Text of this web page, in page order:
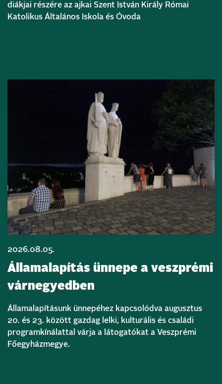
diákjai részére az ajkai Szent István Király Római
Katolikus Általános Iskola és Óvoda
2026.08.05.
Államalapítás ünnepe a veszprémi
várnegyedben
Államalapításunk ünnepéhez kapcsolódva augusztus
20. és 23. között gazdag lelki, kulturális és családi
programkínálattal várja a látogatókat a Veszprémi
Főegyházmegye.